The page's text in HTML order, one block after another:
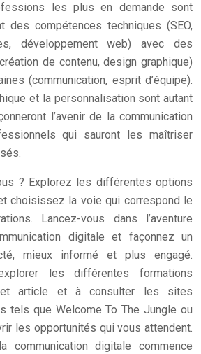
les plus en demande sont
des compétences techniques (SEO,
développement web) avec des
de contenu, design graphique)
(communication, esprit d’équipe).
et la personnalisation sont autant
l’avenir de la communication
qui sauront les maîtriser
? Explorez les différentes options
choisissez la voie qui correspond le
Lancez-vous dans l’aventure
digitale et façonnez un
mieux informé et plus engagé.
les différentes formations
article et à consulter les sites
tels que Welcome To The Jungle ou
les opportunités qui vous attendent.
communication digitale commence